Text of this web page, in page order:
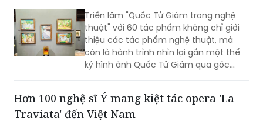
Triển lãm "Quốc Tử Giám trong nghệ
thuật" với 60 tác phẩm không chỉ giới
thiệu các tác phẩm nghệ thuật, mà
còn là hành trình nhìn lại gần một thế
kỷ hình ảnh Quốc Tử Giám qua góc
ảnh gia và nghệ sĩ thuộc nhiều thế hệ.
Hơn 100 nghệ sĩ Ý mang kiệt tác opera 'La
Traviata' đến Việt Nam